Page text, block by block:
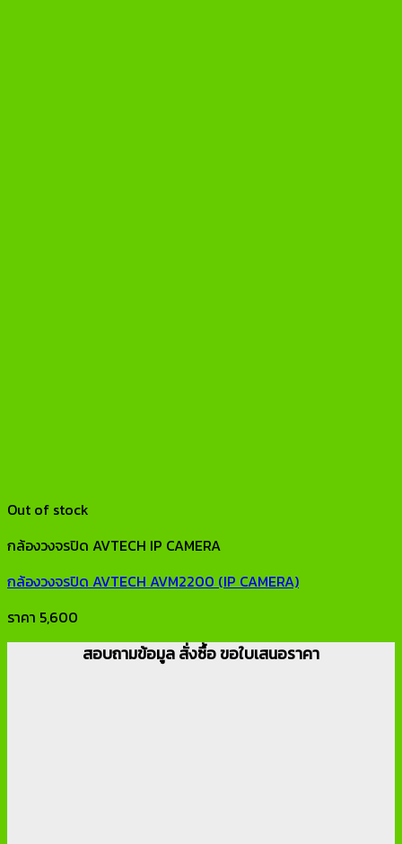
Out of stock
กล้องวงจรปิด AVTECH IP CAMERA
กล้องวงจรปิด AVTECH AVM2200 (IP CAMERA)
ราคา 5,600
สอบถามข้อมูล สั่งซื้อ ขอใบเสนอราคา